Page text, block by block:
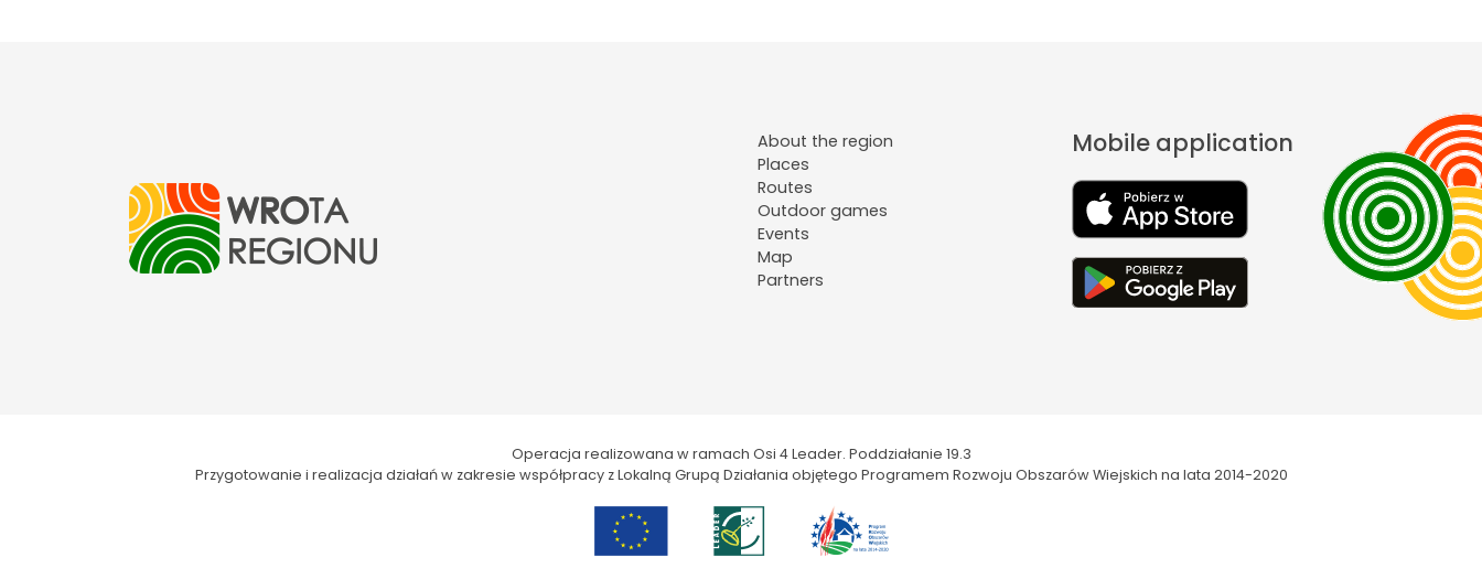
About the region
Places
Routes
Outdoor games
Events
Map
Partners
Mobile application
Operacja realizowana w ramach Osi 4 Leader. Poddziałanie 19.3
Przygotowanie i realizacja działań w zakresie współpracy z Lokalną Grupą Działania objętego Programem Rozwoju Obszarów Wiejskich na lata 2014-2020